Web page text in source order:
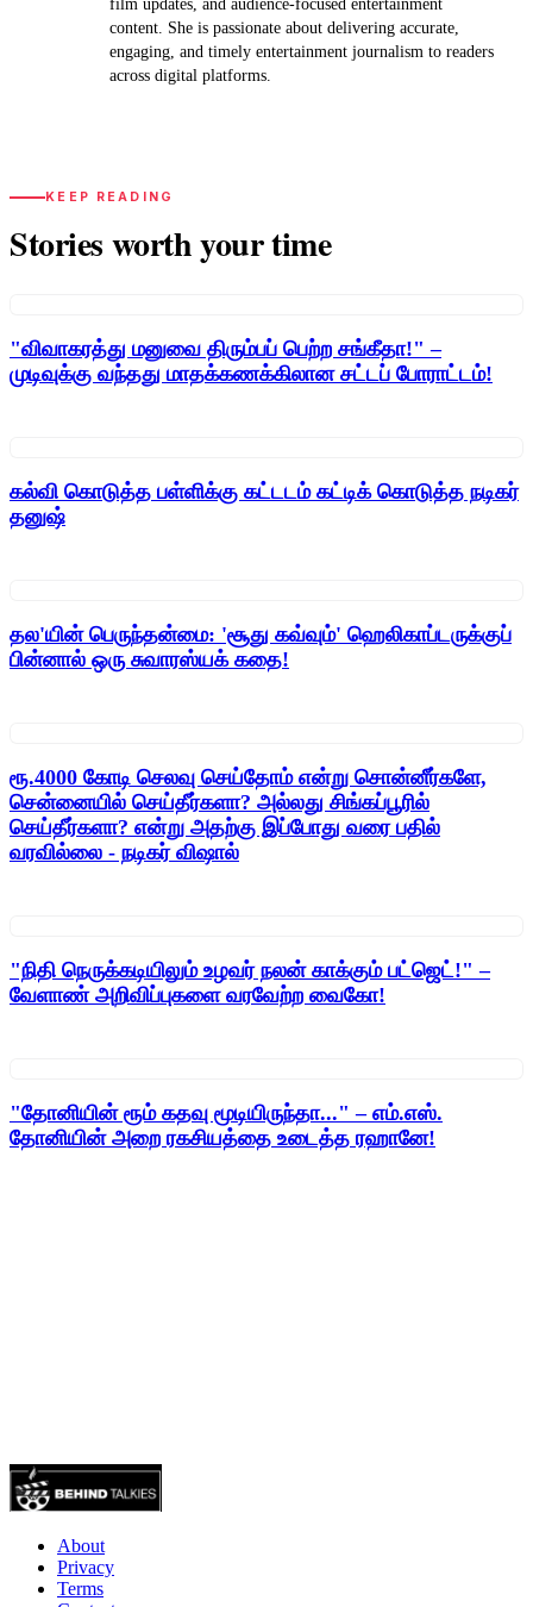
film updates, and audience-focused entertainment
content. She is passionate about delivering accurate,
engaging, and timely entertainment journalism to readers
across digital platforms.
KEEP READING
Stories worth your time
"விவாகரத்து மனுவை திரும்பப் பெற்ற சங்கீதா!" –
முடிவுக்கு வந்தது மாதக்கணக்கிலான சட்டப் போராட்டம்!
கல்வி கொடுத்த பள்ளிக்கு கட்டடம் கட்டிக் கொடுத்த நடிகர்
தனுஷ்
தல'யின் பெருந்தன்மை: 'சூது கவ்வும்' ஹெலிகாப்டருக்குப்
பின்னால் ஒரு சுவாரஸ்யக் கதை!
ரூ.4000 கோடி செலவு செய்தோம் என்று சொன்னீர்களே,
சென்னையில் செய்தீர்களா? அல்லது சிங்கப்பூரில்
செய்தீர்களா? என்று அதற்கு இப்போது வரை பதில்
வரவில்லை - நடிகர் விஷால்
"நிதி நெருக்கடியிலும் உழவர் நலன் காக்கும் பட்ஜெட்!" –
வேளாண் அறிவிப்புகளை வரவேற்ற வைகோ!
"தோனியின் ரூம் கதவு மூடியிருந்தா..." – எம்.எஸ்.
தோனியின் அறை ரகசியத்தை உடைத்த ரஹானே!
About
Privacy
Terms